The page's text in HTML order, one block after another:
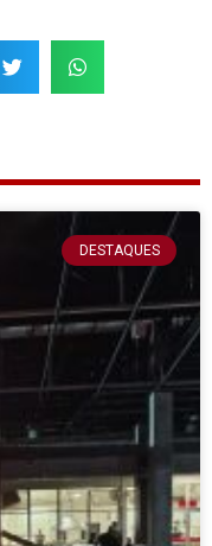
DESTAQUES